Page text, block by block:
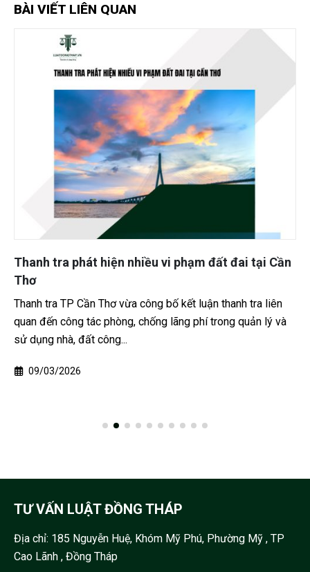
BÀI VIẾT LIÊN QUAN
Thanh tra phát hiện nhiều vi phạm đất đai tại Cần
Thơ
Thanh tra TP Cần Thơ vừa công bố kết luận thanh tra liên
quan đến công tác phòng, chống lãng phí trong quản lý và
sử dụng nhà, đất công...
09/03/2026
TƯ VẤN LUẬT ĐỒNG THÁP
Địa chỉ: 185 Nguyễn Huệ, Khóm Mỹ Phú, Phường Mỹ , TP
Cao Lãnh , Đồng Tháp